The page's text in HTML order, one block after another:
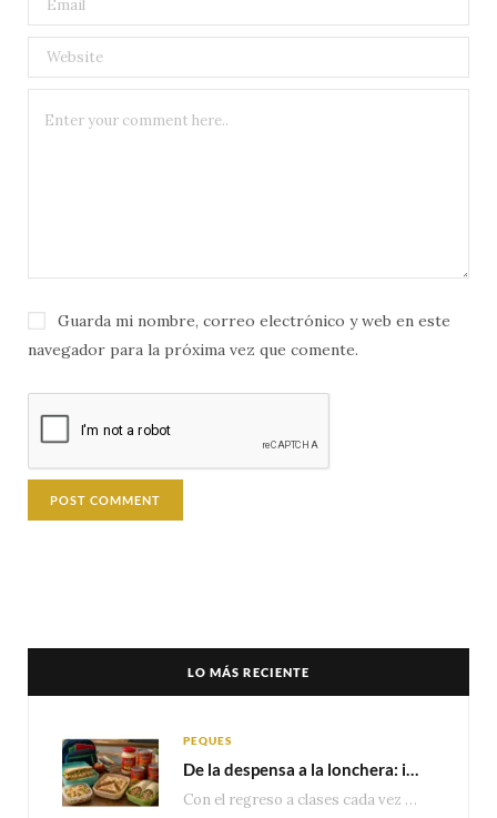
Guarda mi nombre, correo electrónico y web en este
navegador para la próxima vez que comente.
LO MÁS RECIENTE
PEQUES
De la despensa a la lonchera: ideas rápidas para el regreso a clases
Con el regreso a clases cada vez más cerca, las familias comienzan a reorganizar horarios,…